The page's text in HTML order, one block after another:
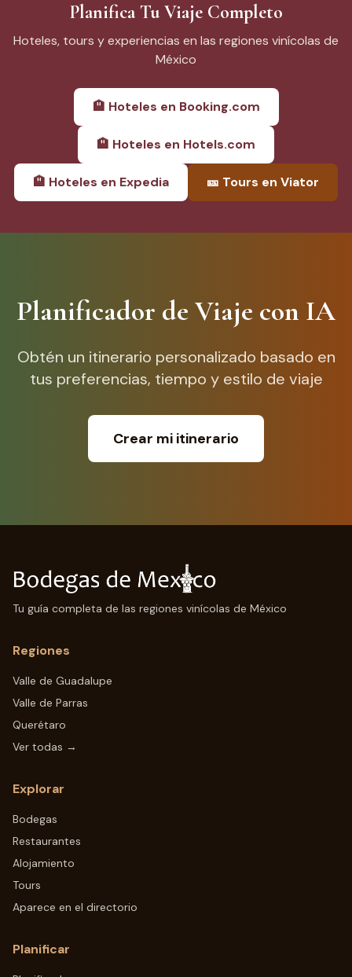
Planifica Tu Viaje Completo
Hoteles, tours y experiencias en las regiones vinícolas de
México
🏨 Hoteles en Booking.com
🏨 Hoteles en Hotels.com
🏨 Hoteles en Expedia 🎫 Tours en Viator
Planificador de Viaje con IA
Obtén un itinerario personalizado basado en
tus preferencias, tiempo y estilo de viaje
Crear mi itinerario
Tu guía completa de las regiones vinícolas de México
Regiones
Valle de Guadalupe
Valle de Parras
Querétaro
Ver todas →
Explorar
Bodegas
Restaurantes
Alojamiento
Tours
Aparece en el directorio
Planificar